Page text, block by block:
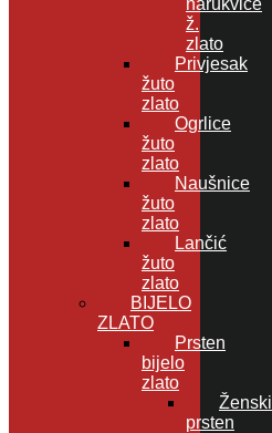
ž.
zlato
Privjesak
žuto
zlato
Ogrlice
žuto
zlato
Naušnice
žuto
zlato
Lančić
žuto
zlato
BIJELO
ZLATO
Prsten
bijelo
zlato
Ženski
prsten